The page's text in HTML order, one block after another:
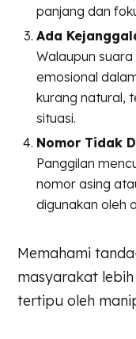
panjang dan
Ada
Walaupun
emosional
kurang natural,
situasi.
Nomor Tidak
Panggilan
nomor asing
digunakan oleh
Memahami
masyarakat
tertipu oleh